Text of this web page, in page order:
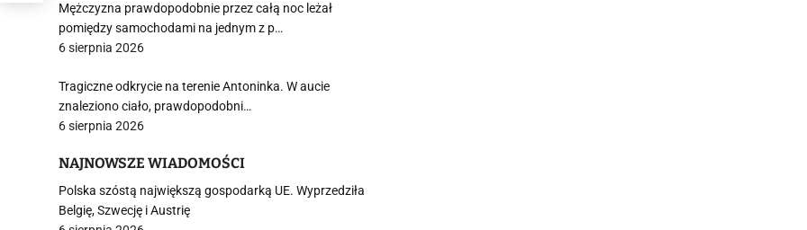
Mężczyzna prawdopodobnie przez całą noc leżał
pomiędzy samochodami na jednym z p…
6 sierpnia 2026
Tragiczne odkrycie na terenie Antoninka. W aucie
znaleziono ciało, prawdopodobni…
6 sierpnia 2026
NAJNOWSZE WIADOMOŚCI
Polska szóstą największą gospodarką UE. Wyprzedziła
Belgię, Szwecję i Austrię